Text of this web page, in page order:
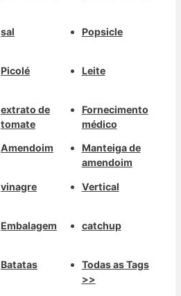
sal
Picolé
extrato de
tomate
Amendoim
vinagre
Embalagem
Batatas
Popsicle
Leite
Fornecimento
médico
Manteiga de
amendoim
Vertical
catchup
Todas as Tags
>>